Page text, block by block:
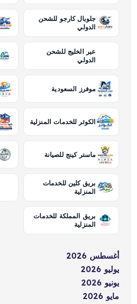
جلوبال كارجو للشحن
الدولي
عبر الخليج للشحن
الدولي
موفرز السعودية
الكوثر للخدمات المنزلية
ماستر كينج للصيانة
بريق كلين للخدمات
المنزلية
بريق المملكة للخدمات
المنزلية
أغسطس 2026
يوليو 2026
يونيو 2026
مايو 2026